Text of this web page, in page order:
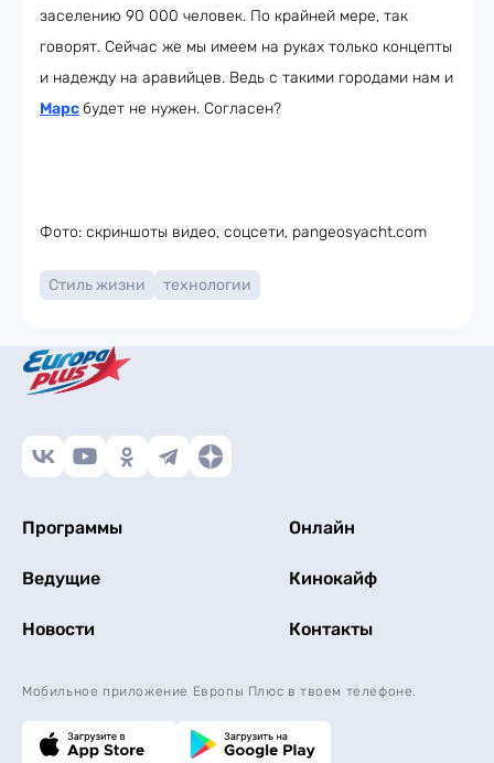
заселению 90 000 человек. По крайней мере, так
говорят. Сейчас же мы имеем на руках только концепты
и надежду на аравийцев. Ведь с такими городами нам и
Марс будет не нужен. Согласен?
Фото: скриншоты видео, соцсети, pangeosyacht.com
Стиль жизни технологии
Программы Онлайн
Ведущие Кинокайф
Новости Контакты
Мобильное приложение Европы Плюс в твоем телефоне.